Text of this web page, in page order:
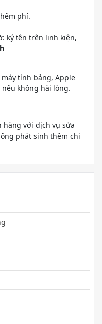
phí.
ký tên trên linh kiện,
tính bảng, Apple
nếu không hài lòng.
hàng với dịch vụ sửa
phát sinh thêm chi